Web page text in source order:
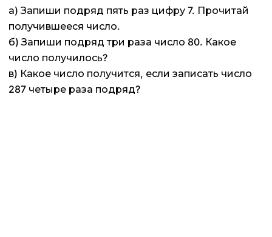
а) Запиши подряд пять раз цифру 7. Прочитай
получившееся число.
б) Запиши подряд три раза число 80. Какое
число получилось?
в) Какое число получится, если записать число
287 четыре раза подряд?